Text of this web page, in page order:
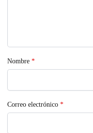
Nombre *
Correo electrónico *